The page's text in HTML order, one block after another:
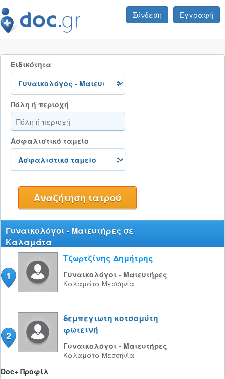
Σύνδεση Εγγραφή
Ειδικότητα
Πόλη ή περιοχή
Ασφαλιστικό ταμείο
Γυναικολόγοι - Μαιευτήρες σε
Καλαμάτα
1
Τζωρτζίνης Δημήτρης
Γυναικολόγοι - Μαιευτήρες
Καλαμάτα Μεσσηνία
2
δεμπεγιωτη κοτσομύτη
φωτεινή
Γυναικολόγοι - Μαιευτήρες
Καλαμάτα Μεσσηνία
Doc+ Προφίλ